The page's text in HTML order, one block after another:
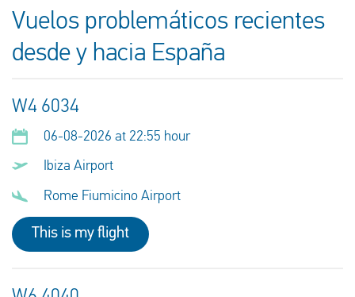
Vuelos problemáticos recientes
desde y hacia España
W4 6034
06-08-2026 at 22:55 hour
Ibiza Airport
Rome Fiumicino Airport
This is my flight